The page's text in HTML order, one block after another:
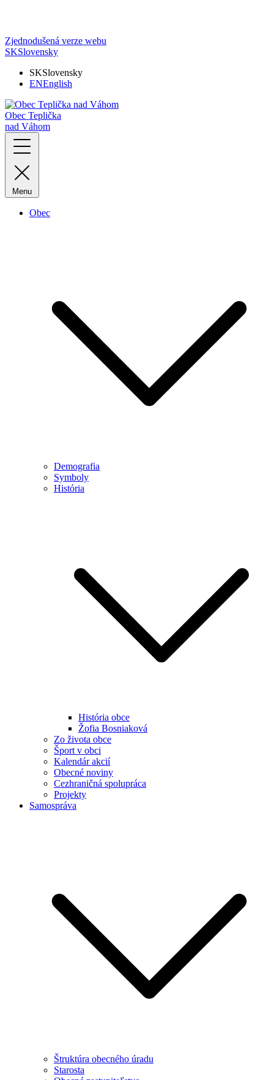
Zjednodušená verze webu
SKSlovensky
SKSlovensky
ENEnglish
Obec Teplička
nad Váhom
Menu
Obec
Demografia
Symboly
História
História obce
Žofia Bosniaková
Zo života obce
Šport v obci
Kalendár akcií
Obecné noviny
Cezhraničná spolupráca
Projekty
Samospráva
Štruktúra obecného úradu
Starosta